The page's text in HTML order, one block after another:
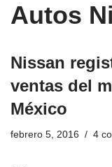
Autos
Nissan
ventas del
México
febrero 5, 2016 4